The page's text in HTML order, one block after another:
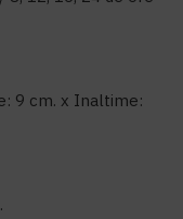
9 cm. x Inaltime: